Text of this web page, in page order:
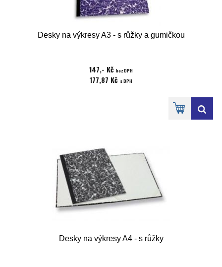
Desky na výkresy A3 - s růžky a gumičkou
147,- Kč bez DPH
177,87 Kč s DPH
Desky na výkresy A4 - s růžky